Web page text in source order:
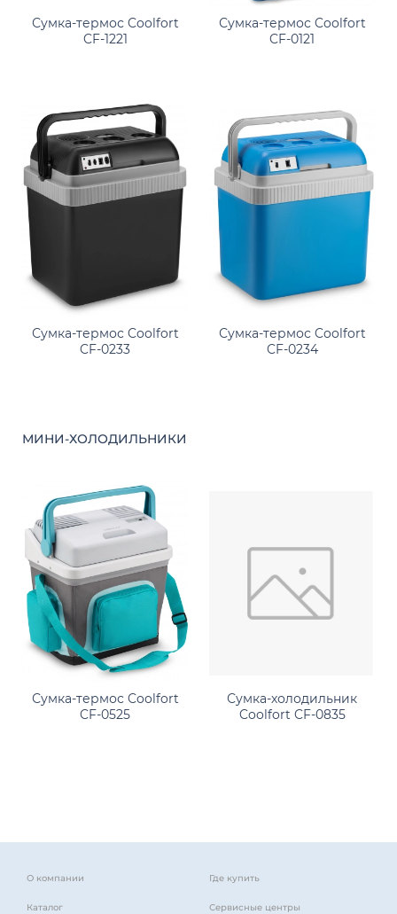
Сумка-термос Coolfort
CF-1221
Сумка-термос Coolfort
CF-0121
Сумка-термос Coolfort
CF-0233
Сумка-термос Coolfort
CF-0234
МИНИ-ХОЛОДИЛЬНИКИ
Сумка-термос Coolfort
CF-0525
Сумка-холодильник
Coolfort CF-0835
О компании
Каталог
Где купить
Сервисные центры